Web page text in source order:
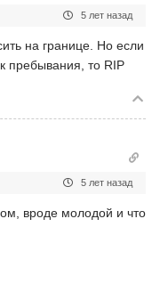
5 лет назад
на границе. Но если
пребывания, то RIP
5 лет назад
вроде молодой и что